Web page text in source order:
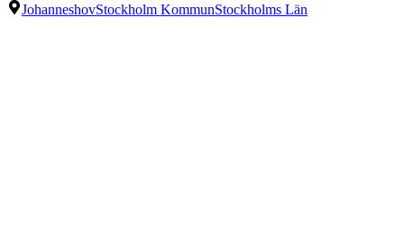
JohanneshovStockholm KommunStockholms Län